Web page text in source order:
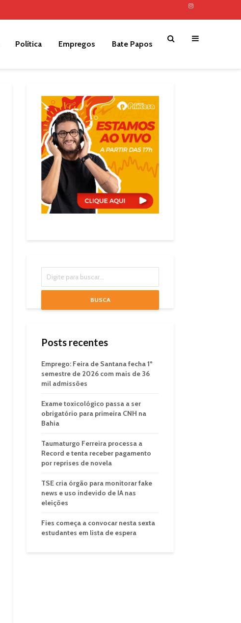
Política Empregos Bate Papos
BUSCA
Posts recentes
Emprego: Feira de Santana fecha 1º
semestre de 2026 com mais de 36
mil admissões
Exame toxicológico passa a ser
obrigatório para primeira CNH na
Bahia
Taumaturgo Ferreira processa a
Record e tenta receber pagamento
por reprises de novela
TSE cria órgão para monitorar fake
news e uso indevido de IA nas
eleições
Fies começa a convocar nesta sexta
estudantes em lista de espera